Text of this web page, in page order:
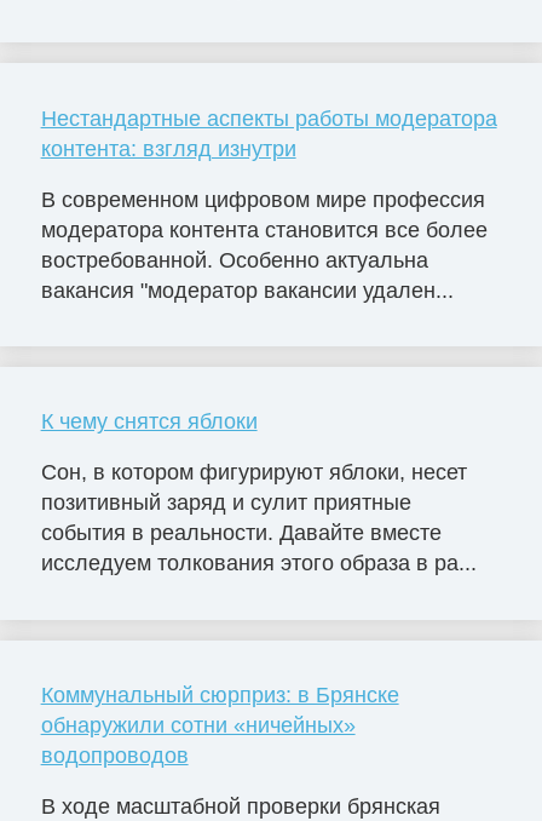
Нестандартные аспекты работы модератора
контента: взгляд изнутри
В современном цифровом мире профессия
модератора контента становится все более
востребованной. Особенно актуальна
вакансия "модератор вакансии удален...
К чему снятся яблоки
Сон, в котором фигурируют яблоки, несет
позитивный заряд и сулит приятные
события в реальности. Давайте вместе
исследуем толкования этого образа в ра...
Коммунальный сюрприз: в Брянске
обнаружили сотни «ничейных»
водопроводов
В ходе масштабной проверки брянская